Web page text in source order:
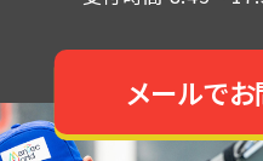
メールで